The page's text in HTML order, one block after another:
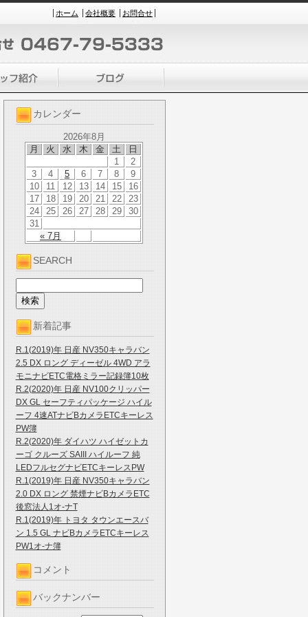
ホーム 会社概要 お問合せ
カレンダー
2026年8月
月
火 水 木 金 土 日
« 7月
1
2
3
4 5 6 7 8
9
10
11 12 13 14 15
16
17
18 19 20 21 22
23
24
25 26 27 28 29
30
31
SEARCH
新着記事
R.1(2019)年 日産 NV350キャラバン
2.5 DX ロング ディーゼル 4WD アラ
モニナビETC電格ミラー記録簿10枚
R.2(2020)年 日産 NV100クリッパー
DX GL セーフティパッケージ ハイル
ーフ 4速ATナビBカメラETCキーレス
PW簿
R.2(2020)年 ダイハツ ハイゼットカ
ーゴ クルーズ SAIII ハイルーフ 純
LEDフルセグナビETCキーレスPW
R.1(2019)年 日産 NV350キャラバン
2.0 DX ロング 禁煙ナビBカメラETC
後窓法人1オ-ナT
R.1(2019)年 トヨタ タウンエースバ
ン 1.5 GL ナビBカメラETCキーレス
PW1オ-ナ簿
コメント
バックナンバー